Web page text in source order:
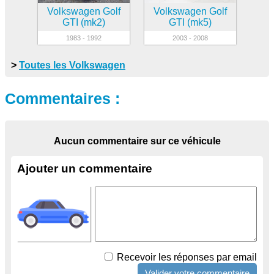
Volkswagen Golf
GTI (mk2)
1983 - 1992
Volkswagen Golf
GTI (mk5)
2003 - 2008
> Toutes les Volkswagen
Commentaires :
Aucun commentaire sur ce véhicule
Ajouter un commentaire
Recevoir les réponses par email